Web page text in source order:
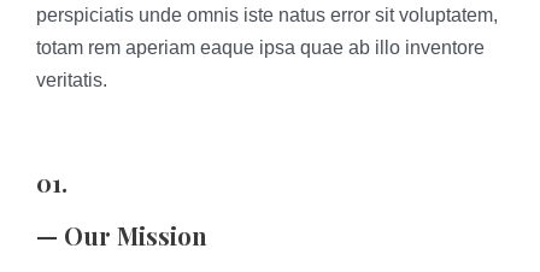
perspiciatis unde omnis iste natus error sit voluptatem,
totam rem aperiam eaque ipsa quae ab illo inventore
veritatis.
01.
— Our Mission